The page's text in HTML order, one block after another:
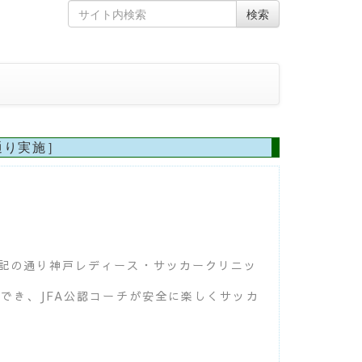
Skip
to
Search
for
検索
実施］
通り神戸レディース・サッカークリニッ
き、JFA公認コーチが安全に楽しくサッカ